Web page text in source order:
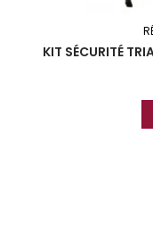
KIT SÉCURITÉ